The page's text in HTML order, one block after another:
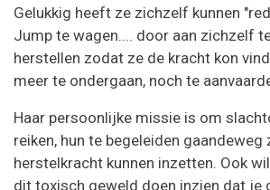
Gelukkig heeft ze zichzelf kunnen
Jump te wagen.... door aan zichzelf
herstellen zodat ze de kracht kon
meer te ondergaan, noch te
Haar persoonlijke missie is om
reiken, hun te begeleiden gaandeweg
herstelkracht kunnen inzetten. Ook
dit toxisch geweld doen inzien dat je